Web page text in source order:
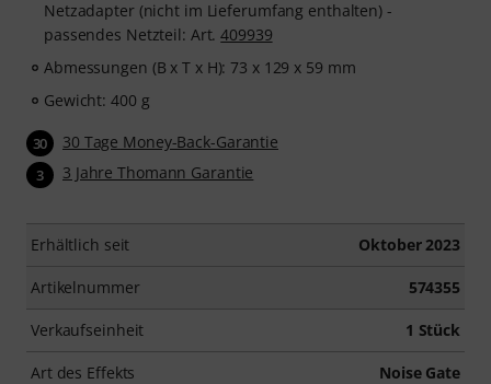
Netzadapter (nicht im Lieferumfang enthalten) -
passendes Netzteil: Art.409939
Abmessungen (B x T x H): 73 x 129 x 59 mm
Gewicht: 400 g
30 30 Tage Money-Back-Garantie
3 3 Jahre Thomann Garantie
Erhältlich seit Oktober 2023
Artikelnummer 574355
Verkaufseinheit 1 Stück
Art des Effekts Noise Gate